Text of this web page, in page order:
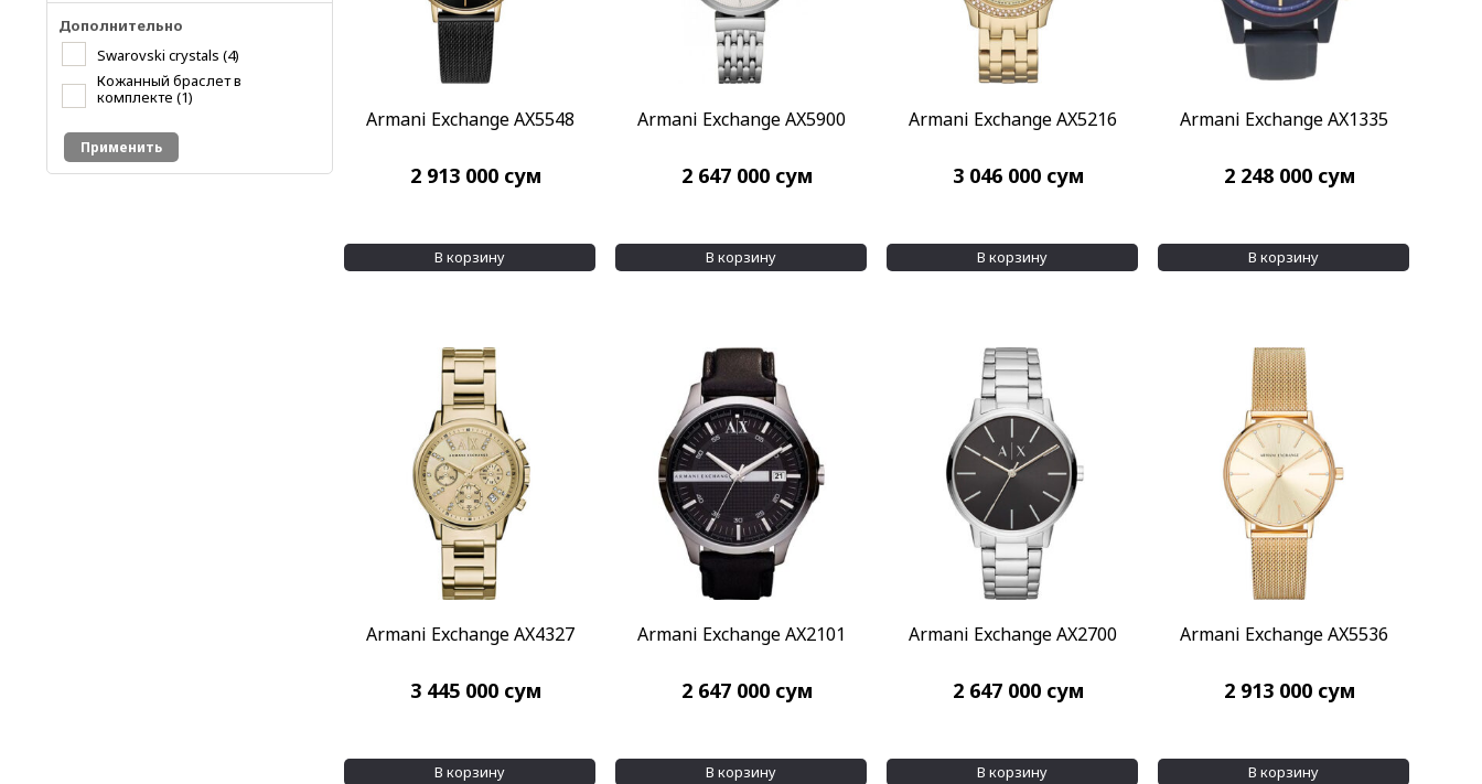
Дополнительно
Swarovski crystals (4)
Кожанный браслет в
комплекте (1)
Применить
Armani Exchange AX5548
2 913 000 сум
В корзину
Armani Exchange AX5900
2 647 000 сум
В корзину
Armani Exchange AX5216
3 046 000 сум
В корзину
Armani Exchange AX1335
2 248 000 сум
В корзину
Armani Exchange AX4327
3 445 000 сум
В корзину
Armani Exchange AX2101
2 647 000 сум
В корзину
Armani Exchange AX2700
2 647 000 сум
В корзину
Armani Exchange AX5536
2 913 000 сум
В корзину